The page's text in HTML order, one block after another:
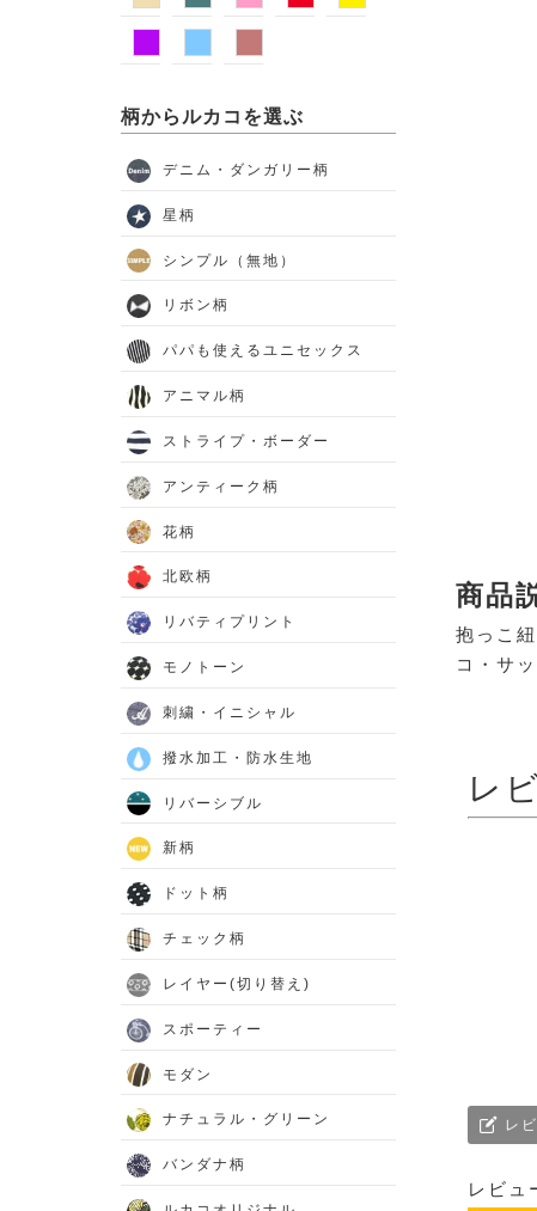
商品
抱っこ
コ・サ
レ
レ
レビュ
柄からルカコを選ぶ
デニム・ダンガリー柄
星柄
シンプル（無地）
リボン柄
パパも使えるユニセックス
アニマル柄
ストライプ・ボーダー
アンティーク柄
花柄
北欧柄
リバティプリント
モノトーン
刺繍・イニシャル
撥水加工・防水生地
リバーシブル
新柄
ドット柄
チェック柄
レイヤー(切り替え)
スポーティー
モダン
ナチュラル・グリーン
バンダナ柄